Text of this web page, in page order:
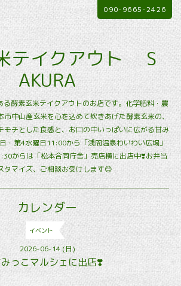
テイクアウト S
AKURA
る酵素玄米テイクアウトのお店です。化学肥料・農
市中山産玄米を心を込めて炊きあげた酵素玄米の、
モチとした食感と、お口の中いっぱいに広がる甘み
・第4水曜日11:00から「浅間温泉わいわい広場」
からは「松本合同庁舎」売店横に出店中❣️お弁当
タマイズ、ご相談お受けします😊
090-9665-2426
カレンダー
イベント
2026-06-14 (日)
っこマルシェに出店❣️